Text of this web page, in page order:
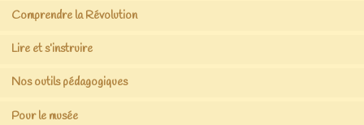
Comprendre la Révolution
Lire et s’instruire
Nos outils pédagogiques
Pour le musée